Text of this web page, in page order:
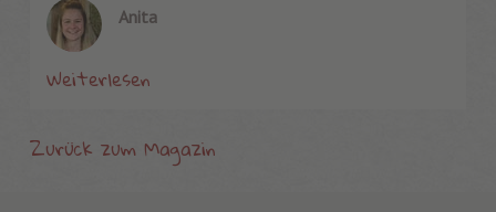
Anita
Weiterlesen
Zurück zum Magazin